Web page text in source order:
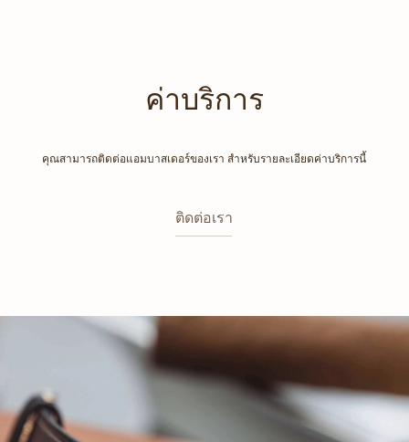
ค่าบริการ
คุณสามารถติดต่อแอมบาสเดอร์ของเรา สำหรับรายละเอียดค่าบริการนี้
ติดต่อเรา